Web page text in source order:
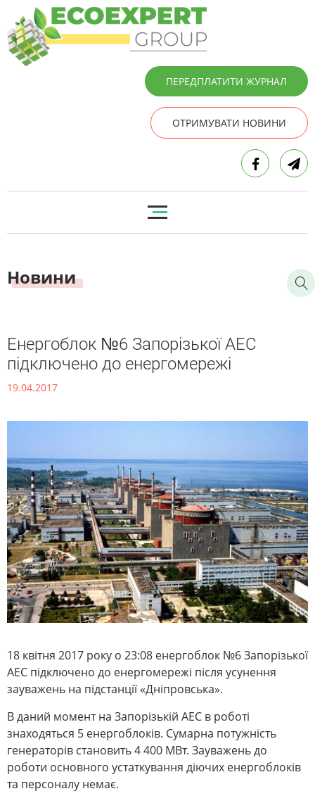
ПЕРЕДПЛАТИТИ ЖУРНАЛ
ОТРИМУВАТИ НОВИНИ
Новини
Енергоблок №6 Запорізької АЕС
підключено до енергомережі
19.04.2017
18 квітня 2017 року о 23:08 енергоблок №6 Запорізької
АЕС підключено до енергомережі після усунення
зауважень на підстанції «Дніпровська».
В даний момент на Запорізькій АЕС в роботі
знаходяться 5 енергоблоків. Сумарна потужність
генераторів становить 4 400 МВт. Зауважень до
роботи основного устаткування діючих енергоблоків
та персоналу немає.